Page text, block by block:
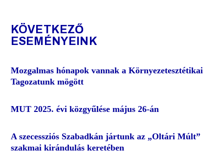
KÖVETKEZŐ
ESEMÉNYEINK
Mozgalmas hónapok vannak a Környezetesztétikai
Tagozatunk mögött
MUT 2025. évi közgyűlése május 26-án
A szecessziós Szabadkán jártunk az „Oltári Múlt”
szakmai kirándulás keretében